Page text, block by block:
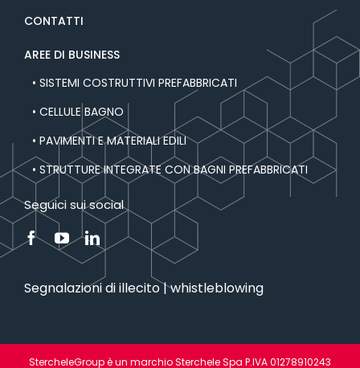
CONTATTI
AREE DI BUSINESS
• SISTEMI COSTRUTTIVI PREFABBRICATI
• CELLULE BAGNO
• PAVIMENTI E MATERIALI EDILI
• STRUTTURE INTEGRATE CON BAGNI PREFABBRICATI
Seguici sui social
Segnalazioni di illecito | whistleblowing
StercheleGroup è un marchio Sterchele Spa P.IVA 01278910243